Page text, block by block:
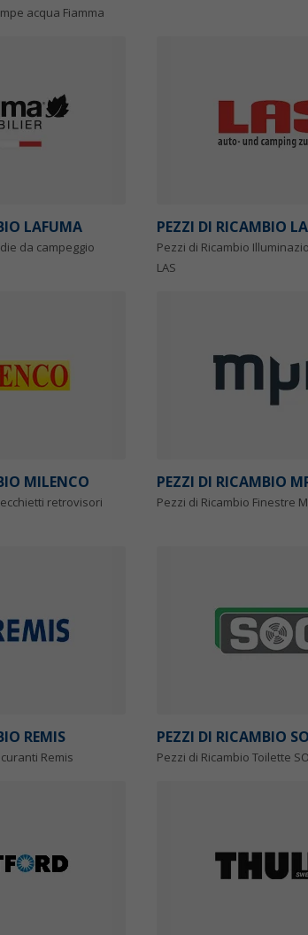
acqua Fiamma
LAFUMA
da campeggio
PEZZI DI RICAMBIO
Pezzi di Ricambio
LAS
MILENCO
retrovisori
PEZZI DI RICAMBIO
Pezzi di Ricambio Finestre
REMIS
Remis
PEZZI DI RICAMBIO
Pezzi di Ricambio Toilette